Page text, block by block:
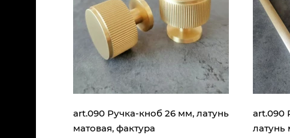
art.090 Ручка-кноб 26 мм, латунь
матовая, фактура
art.090
латунь